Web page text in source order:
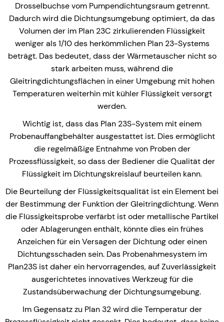
Drosselbuchse vom Pumpendichtungsraum getrennt.
Dadurch wird die Dichtungsumgebung optimiert, da das
Volumen der im Plan 23C zirkulierenden Flüssigkeit
weniger als 1/10 des herkömmlichen Plan 23-Systems
beträgt. Das bedeutet, dass der Wärmetauscher nicht so
stark arbeiten muss, während die
Gleitringdichtungsflächen in einer Umgebung mit hohen
Temperaturen weiterhin mit kühler Flüssigkeit versorgt
werden.
Wichtig ist, dass das Plan 23S-System mit einem
Probenauffangbehälter ausgestattet ist. Dies ermöglicht
die regelmäßige Entnahme von Proben der
Prozessflüssigkeit, so dass der Bediener die Qualität der
Flüssigkeit im Dichtungskreislauf beurteilen kann.
Die Beurteilung der Flüssigkeitsqualität ist ein Element bei
der Bestimmung der Funktion der Gleitringdichtung. Wenn
die Flüssigkeitsprobe verfärbt ist oder metallische Partikel
oder Ablagerungen enthält, könnte dies ein frühes
Anzeichen für ein Versagen der Dichtung oder einen
Dichtungsschaden sein. Das Probenahmesystem im
Plan23S ist daher ein hervorragendes, auf Zuverlässigkeit
ausgerichtetes innovatives Werkzeug für die
Zustandsüberwachung der Dichtungsumgebung.
Im Gegensatz zu Plan 32 wird die Temperatur der